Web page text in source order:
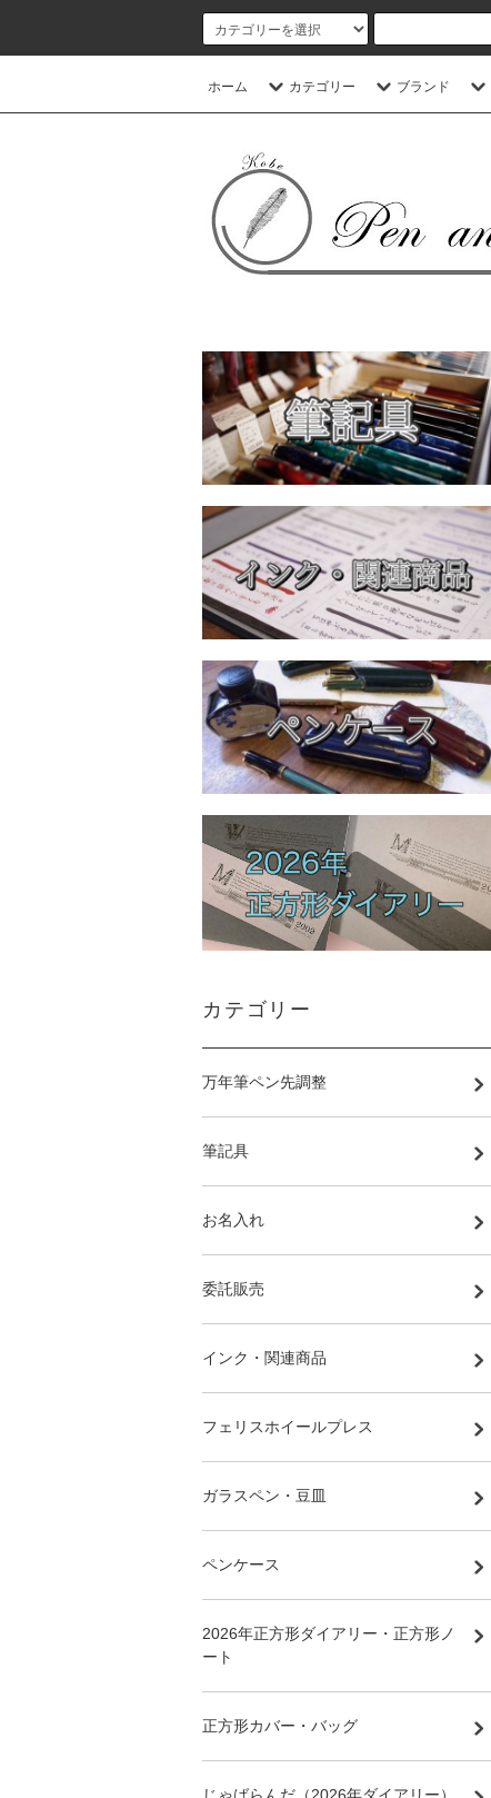
ホーム カテゴリー ブランド
カテゴリー
万年筆ペン先調整
筆記具
お名入れ
委託販売
インク・関連商品
フェリスホイールプレス
ガラスペン・豆皿
ペンケース
2026年正方形ダイアリー・正方形ノ
ート
正方形カバー・バッグ